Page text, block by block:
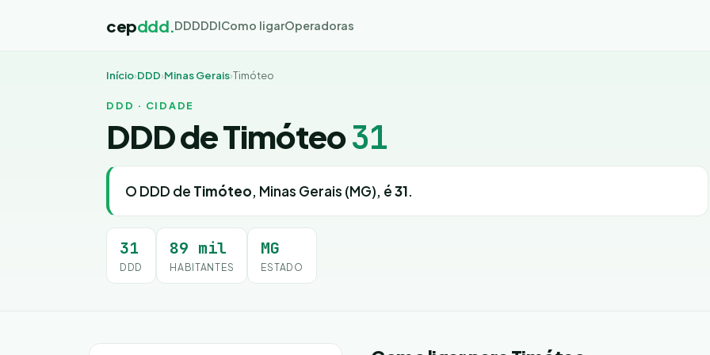
cepddd.DDDDDIComo ligarOperadoras
Início›DDD›Minas Gerais›Timóteo
DDD · CIDADE
DDD de Timóteo31
O DDD de Timóteo, Minas Gerais (MG), é31.
31
DDD
89 mil
HABITANTES
MG
ESTADO